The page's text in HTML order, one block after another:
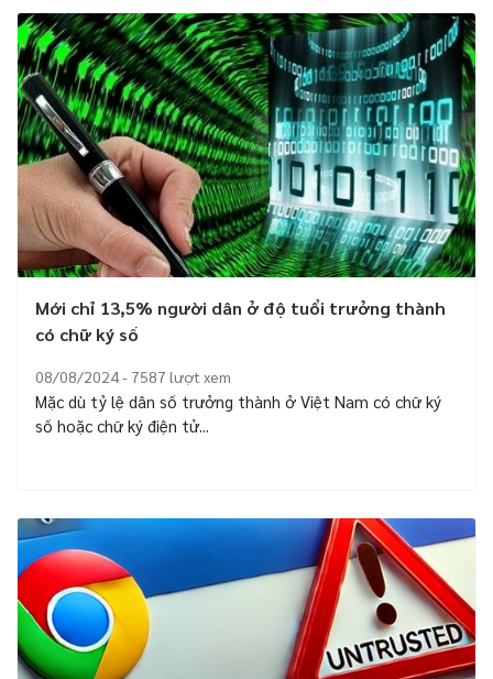
Mới chỉ 13,5% người dân ở độ tuổi trưởng thành
có chữ ký số
08/08/2024 - 7587 lượt xem
Mặc dù tỷ lệ dân số trưởng thành ở Việt Nam có chữ ký
số hoặc chữ ký điện tử...